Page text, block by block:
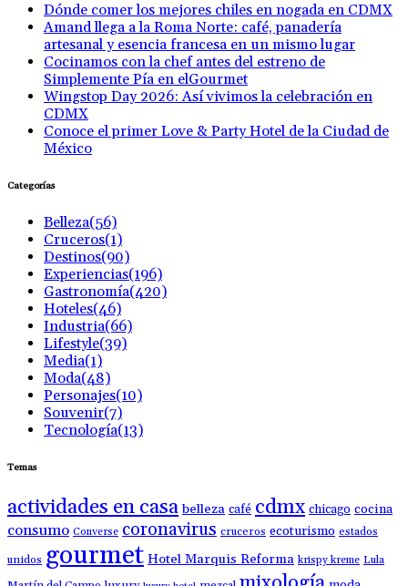
Dónde comer los mejores chiles en nogada en CDMX
Amand llega a la Roma Norte: café, panadería
artesanal y esencia francesa en un mismo lugar
Cocinamos con la chef antes del estreno de
Simplemente Pía en elGourmet
Wingstop Day 2026: Así vivimos la celebración en
CDMX
Conoce el primer Love & Party Hotel de la Ciudad de
México
Categorías
Belleza(56)
Cruceros(1)
Destinos(90)
Experiencias(196)
Gastronomía(420)
Hoteles(46)
Industria(66)
Lifestyle(39)
Media(1)
Moda(48)
Personajes(10)
Souvenir(7)
Tecnología(13)
Temas
actividades en casa belleza café cdmx chicago cocina
consumo Converse coronavirus cruceros ecoturismo estados
unidos gourmet Hotel Marquis Reforma krispy kreme Lula